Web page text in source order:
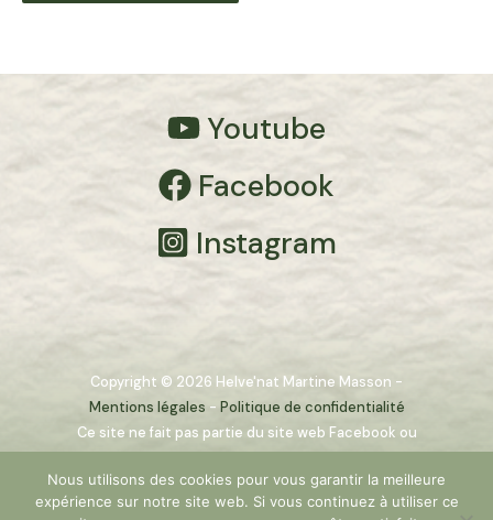
Youtube
Facebook
Instagram
Copyright © 2026 Helve'nat Martine Masson -
Mentions légales - Politique de confidentialité
Ce site ne fait pas partie du site web Facebook ou
de Facebook, Inc. ni de Google Inc. En outre, ce
site n’est pas endossé par Facebook en aucune
façon ni par Google Inc. Facebook est une marque
Nous utilisons des cookies pour vous garantir la meilleure
expérience sur notre site web. Si vous continuez à utiliser ce